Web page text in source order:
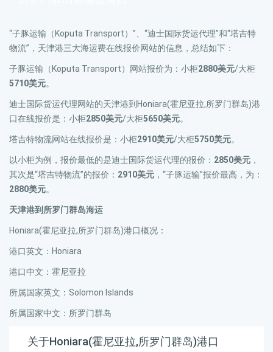
“子豚运输（Koputa Transport）”、“迪士国际货运代理”和“塔吉特
物流”，天津港三大海运费在线报价网站的信息，总结如下：
子豚运输（Koputa Transport）网站报价为：小柜2880美元/大柜
5710美元。
迪士国际货运代理网站的天津港到Honiara(霍尼亚拉,所罗门群岛)港
口在线报价是：小柜2850美元/大柜5650美元。
塔吉特物流网站在线报价是：小柜2910美元/大柜5750美元。
以小柜为例，报价最低的是迪士国际货运代理的报价： 2850美元 ，
其次是“塔吉特物流”的报价： 2910美元 ，“子豚运输”报价最高，为：
2880美元。
天津港到所罗门群岛海运
Honiara(霍尼亚拉,所罗门群岛)港口概况：
港口英文：Honiara
港口中文：霍尼亚拉
所属国家英文：Solomon Islands
所属国家中文：所罗门群岛
关于Honiara(霍尼亚拉,所罗门群岛)港口